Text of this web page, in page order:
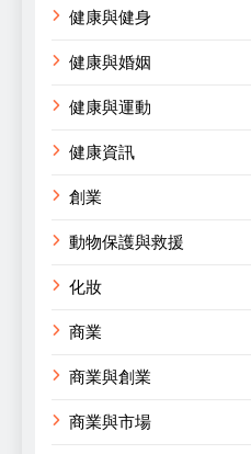
健康與健身
健康與婚姻
健康與運動
健康資訊
創業
動物保護與救援
化妝
商業
商業與創業
商業與市場